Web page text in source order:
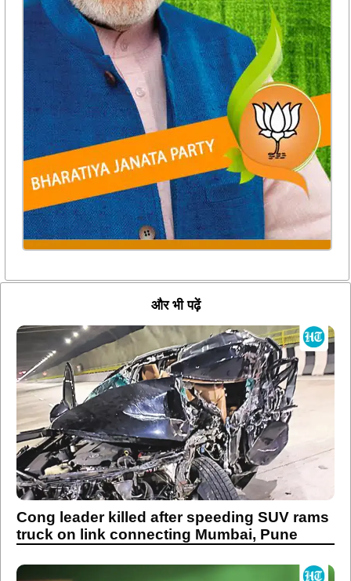
और भी पढ़ें
Cong leader killed after speeding SUV rams
truck on link connecting Mumbai, Pune